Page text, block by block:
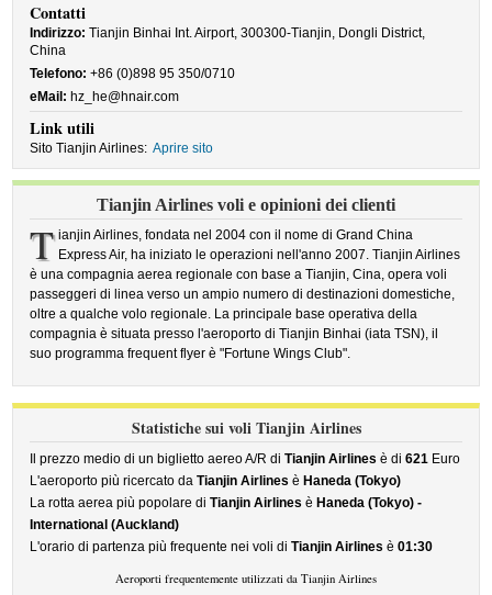
Contatti
Indirizzo: Tianjin Binhai Int. Airport, 300300-Tianjin, Dongli District,
China
Telefono: +86 (0)898 95 350/0710
eMail: hz_he@hnair.com
Link utili
Sito Tianjin Airlines: Aprire sito
Tianjin Airlines voli e opinioni dei clienti
T ianjin Airlines, fondata nel 2004 con il nome di Grand China
Express Air, ha iniziato le operazioni nell'anno 2007. Tianjin Airlines
è una compagnia aerea regionale con base a Tianjin, Cina, opera voli
passeggeri di linea verso un ampio numero di destinazioni domestiche,
oltre a qualche volo regionale. La principale base operativa della
compagnia è situata presso l'aeroporto di Tianjin Binhai (iata TSN), il
suo programma frequent flyer è "Fortune Wings Club".
Statistiche sui voli Tianjin Airlines
Il prezzo medio di un biglietto aereo A/R diTianjin Airlines è di621 Euro
L'aeroporto più ricercato daTianjin Airlines è Haneda (Tokyo)
La rotta aerea più popolare diTianjin Airlines è Haneda (Tokyo) -
International (Auckland)
L'orario di partenza più frequente nei voli diTianjin Airlines è01:30
Aeroporti frequentemente utilizzati da Tianjin Airlines